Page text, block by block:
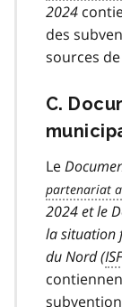
2024
des
sources
C.
Le
2024 et le
la situation
du Nord (